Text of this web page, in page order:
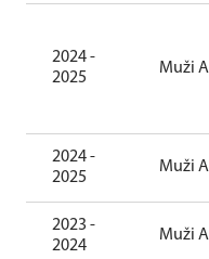
2024 -
2025
Muži A
2024 -
2025
Muži A
2023 -
2024
Muži A